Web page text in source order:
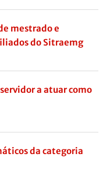
mestrado e
do Sitraemg
a atuar como
da categoria